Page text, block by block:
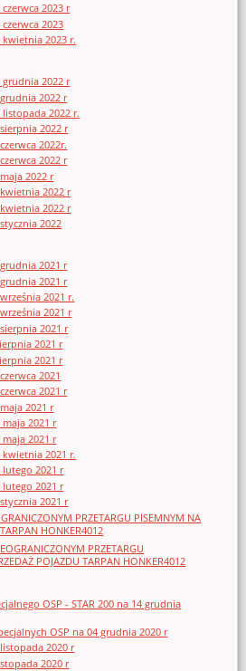
2023 r
2023
2023 r.
grudnia 2022 r
2022 r
2022 r.
2022 r
2022r.
2022 r
2022 r
2022 r
2022 r
2022
2021 r
2021 r
2021 r.
2021 r
2021 r
2021 r
2021 r
2021
2021 r
2021 r
2021 r
2021 r
2021 r.
lutego 2021 r
lutego 2021 r
2021 r
PRZETARGU PISEMNYM NA
HONKER4012
PRZETARGU
POJAZDU TARPAN HONKER4012
OSP - STAR 200 na 14 grudnia
OSP na 04 grudnia 2020 r
2020 r
2020 r